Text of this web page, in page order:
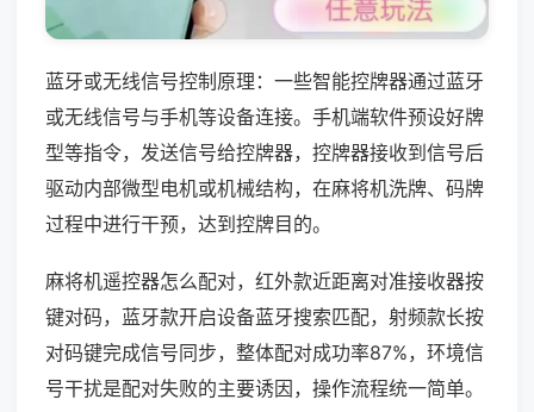
蓝牙或无线信号控制原理：一些智能控牌器通过蓝牙
或无线信号与手机等设备连接。手机端软件预设好牌
型等指令，发送信号给控牌器，控牌器接收到信号后
驱动内部微型电机或机械结构，在麻将机洗牌、码牌
过程中进行干预，达到控牌目的。
麻将机遥控器怎么配对，红外款近距离对准接收器按
键对码，蓝牙款开启设备蓝牙搜索匹配，射频款长按
对码键完成信号同步，整体配对成功率87%，环境信
号干扰是配对失败的主要诱因，操作流程统一简单。